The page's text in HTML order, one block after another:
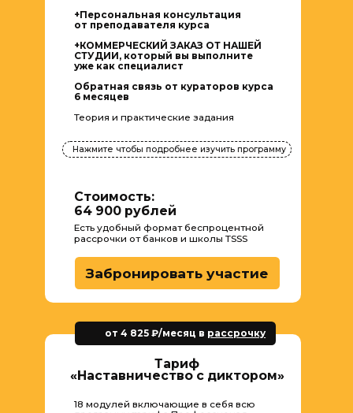
модулей сдаете итоговую
аттестацию и получаете
сертификат участника курса.
молодежного вещания канала «Россия-1»,
журналист, писатель, наставник.
ТИМ ШТОК
Автор курса